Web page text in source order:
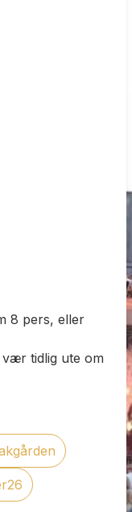
8 pers, eller
vær tidlig ute om